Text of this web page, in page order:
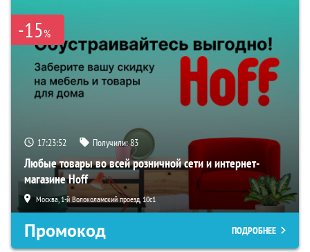
-15%
17:23:52 Получили:83
Любые товары во всей розничной сети и интернет-
магазине Hoff
Москва, 1-й Волоколамский проезд, 10с1
Промокод ПОДРОБНЕЕ